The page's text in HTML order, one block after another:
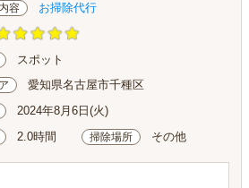
容 お掃除代行
スポット
愛知県名古屋市千種区
2024年8月6日(火)
2.0時間 掃除場所 その他